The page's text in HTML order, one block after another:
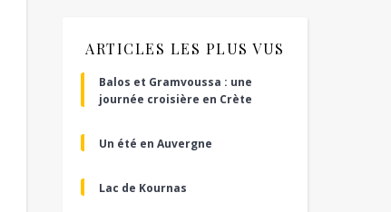
ARTICLES LES PLUS VUS
Balos et Gramvoussa : une
journée croisière en Crète
Un été en Auvergne
Lac de Kournas